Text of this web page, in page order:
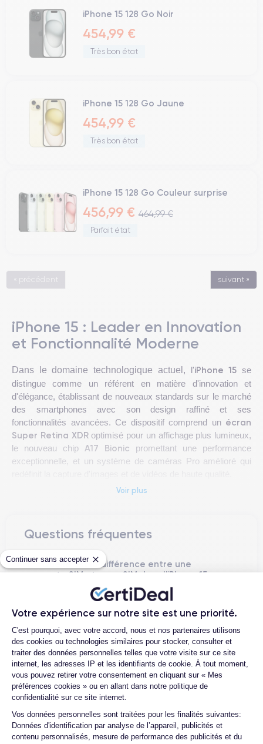
Continuer sans accepter
Votre expérience sur notre site est une priorité.
Plateforme de Gestion du
C'est pourquoi, avec votre accord, nous et nos partenaires utilisons
des cookies ou technologies similaires pour stocker, consulter et
traiter des données personnelles telles que votre visite sur ce site
internet, les adresses IP et les identifiants de cookie. À tout moment,
vous pouvez retirer votre consentement en cliquant sur « Mes
préférences cookies » ou en allant dans notre politique de
confidentialité sur ce site internet.
Vos données personnelles sont traitées pour les finalités suivantes:
Données d'identification par analyse de l’appareil, publicités et
contenu personnalisés, mesure de performance des publicités et du
Axeptio consent
iPhone 15 128 Go Noir
454,99 €
Très bon état
iPhone 15 128 Go Jaune
454,99 €
Très bon état
iPhone 15 128 Go Couleur surprise
456,99 € 464,99 €
Parfait état
« précédent suivant »
iPhone 15 : Leader en Innovation
et Fonctionnalité Moderne
Dans le domaine technologique actuel, l'iPhone 15 se
distingue comme un référent en matière d'innovation et
d'élégance, établissant de nouveaux standards sur le marché
des smartphones avec son design raffiné et ses
fonctionnalités avancées. Ce dispositif comprend un écran
Super Retina XDRoptimisé pour un affichage plus lumineux,
le nouveau chip A17 Bionic promettant une performance
exceptionnelle, et un système de caméras Pro amélioré qui
renforcé les fonctionnalités de confidentialité et de sécurité
innovation responsable.
Présenté officiellement le 7 septembre 2023, et lancé en
moment crucial dans l'évolution technologique d'Apple,
équilibrant l'excellence technique avec la responsabilité
éthique.
L'iPhone 15excelle par une série de fonctionnalités avancées
qui le positionnent au sommet du secteur technologique.
Capacité Photographique Pro :Avec un système de
caméras Pro incluant un nouveau capteur de 50MP et la
technologie ProRAW, l'iPhone 15 élève la capture d'images
Voir plus
Questions fréquentes
Quelle est la différence entre une
carte SIM et une eSIM dans l'iPhone 15
Quelle est la différence entre acheter
un iPhone 15 d'occasion et un iPhone 15
reconditionné par CertiDeal ?
Quelle est la durée de vie attendue
d'un iPhone 15 reconditionné ?
Comment activer une eSIM sur l'iPhone
15 ?
dommages dus aux chocs ou chutes
pour l'iPhone 15 ?